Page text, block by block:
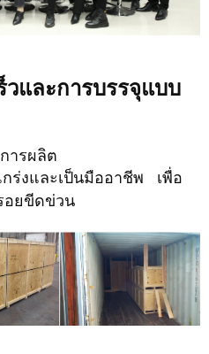
วและการบรรจุแบบ
ารผลิต
ร่งและเป็นมืออาชีพ เพื่อ
อยขีดข่วน